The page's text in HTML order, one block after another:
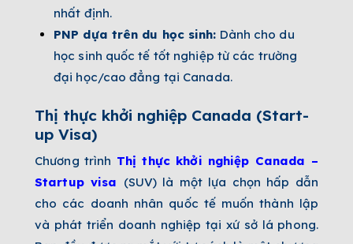
nhất định.
PNP dựa trên du học sinh: Dành cho du
học sinh quốc tế tốt nghiệp từ các trường
đại học/cao đẳng tại Canada.
Thị thực khởi nghiệp Canada (Start-
up Visa)
Chương trình Thị thực khởi nghiệp Canada –
Startup visa (SUV) là một lựa chọn hấp dẫn
cho các doanh nhân quốc tế muốn thành lập
và phát triển doanh nghiệp tại xứ sở lá phong.